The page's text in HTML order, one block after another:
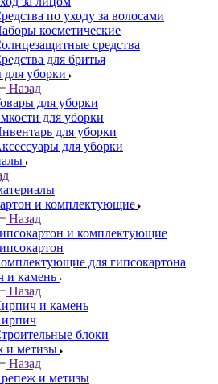
по уходу за волосами
косметические
средства
для бритья
для уборки
Назад
для уборки
для уборки
для уборки
для уборки
и комплектующие
Назад
и комплектующие
для гипсокартона
и камень
Назад
и камень
блоки
и метизы
Назад
и метизы